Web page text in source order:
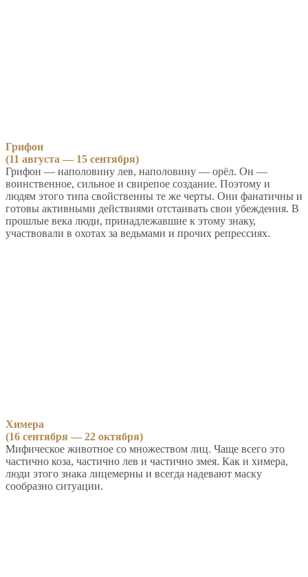
Грифон
(11 августа — 15 сентября)
Грифон — наполовину лев, наполовину — орёл. Он —
воинственное, сильное и свирепое создание. Поэтому и
людям этого типа свойственны те же черты. Они фанатичны и
готовы активными действиями отстаивать свои убеждения. В
прошлые века люди, принадлежавшие к этому знаку,
участвовали в охотах за ведьмами и прочих репрессиях.
Химера
(16 сентября — 22 октября)
Мифическое животное со множеством лиц. Чаще всего это
частично коза, частично лев и частично змея. Как и химера,
люди этого знака лицемерны и всегда надевают маску
сообразно ситуации.